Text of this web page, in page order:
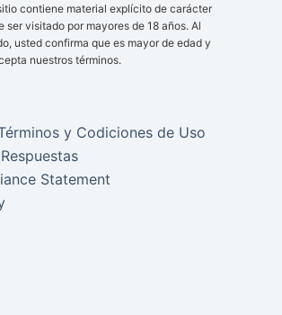
contiene material explícito de carácter
ser visitado por mayores de 18 años. Al
usted confirma que es mayor de edad y
nuestros términos.
y Codiciones de Uso
Statement